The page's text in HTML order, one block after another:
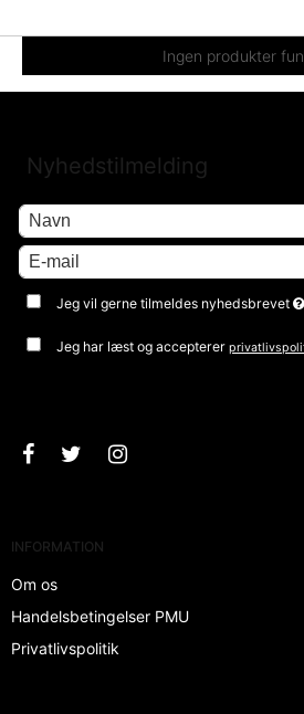
Ingen produkter
Nyhedstilmelding
Jeg vil gerne tilmeldes nyhedsbrevet
Jeg har læst og accepterer
INFORMATION
Om os
Handelsbetingelser PMU
Privatlivspolitik